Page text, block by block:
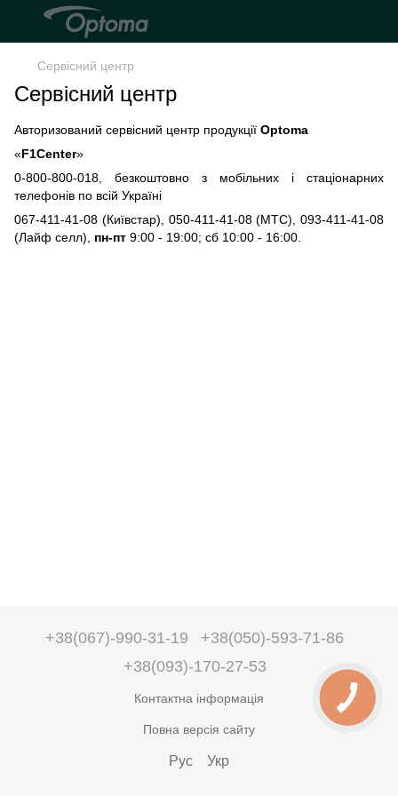
Сервісний центр
Сервісний центр
Авторизований сервісний центр продукції Optoma
«F1Center»
0-800-800-018, безкоштовно з мобільних і стаціонарних
телефонів по всій Україні
067-411-41-08 (Київстар), 050-411-41-08 (МТС), 093-411-41-08
(Лайф селл), пн-пт 9:00 - 19:00; сб 10:00 - 16:00.
+38(067)-990-31-19
+38(050)-593-71-86
+38(093)-170-27-53
Контактна інформація
Повна версія сайту
Рус Укр